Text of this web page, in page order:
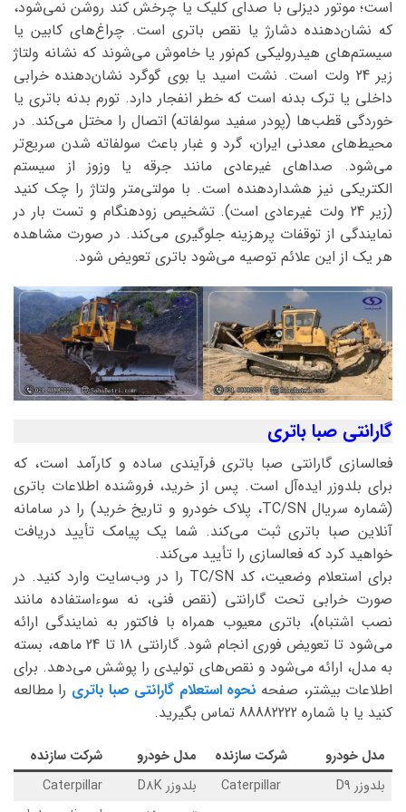
است؛ موتور دیزلی با صدای کلیک یا چرخش کند روشن نمی‌شود،
که نشان‌دهنده دشارژ یا نقص باتری است. چراغ‌های کابین یا
سیستم‌های هیدرولیکی کم‌نور یا خاموش می‌شوند که نشانه ولتاژ
زیر 24 ولت است. نشت اسید یا بوی گوگرد نشان‌دهنده خرابی
داخلی یا ترک بدنه است که خطر انفجار دارد. تورم بدنه باتری یا
خوردگی قطب‌ها (پودر سفید سولفاته) اتصال را مختل می‌کند. در
محیط‌های معدنی ایران، گرد و غبار باعث سولفاته شدن سریع‌تر
می‌شود. صداهای غیرعادی مانند جرقه یا وزوز از سیستم
الکتریکی نیز هشداردهنده است. با مولتی‌متر ولتاژ را چک کنید
(زیر 24 ولت غیرعادی است). تشخیص زودهنگام و تست بار در
نمایندگی از توقفات پرهزینه جلوگیری می‌کند. در صورت مشاهده
هر یک از این علائم توصیه می‌شود باتری تعویض شود.
گارانتی صبا باتری
فعالسازی گارانتی صبا باتری فرآیندی ساده و کارآمد است، که
برای بلدوزر ایده‌آل است. پس از خرید، فروشنده اطلاعات باتری
(شماره سریال TC/SN، پلاک خودرو و تاریخ خرید) را در سامانه
آنلاین صبا باتری ثبت می‌کند. شما یک پیامک تأیید دریافت
خواهید کرد که فعالسازی را تأیید می‌کند.
برای استعلام وضعیت، کد TC/SN را در وب‌سایت وارد کنید. در
صورت خرابی تحت گارانتی (نقص فنی، نه سوءاستفاده مانند
نصب اشتباه)، باتری معیوب همراه با فاکتور به نمایندگی ارائه
می‌شود تا تعویض فوری انجام شود. گارانتی 18 تا 24 ماهه، بسته
به مدل، ارائه می‌شود و نقص‌های تولیدی را پوشش می‌دهد. برای
اطلاعات بیشتر، صفحه نحوه استعلام گارانتی صبا باتری را مطالعه
کنید یا با شماره 88882222 تماس بگیرید.
مدل خودرو شرکت سازنده مدل خودرو
شرکت سازنده
بلدوزر D9
Caterpillar بلدوزر D8K
Caterpillar